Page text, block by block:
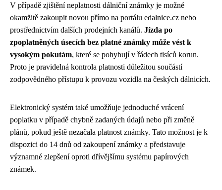
V případě zjištění neplatnosti dálniční známky je možné
okamžitě zakoupit novou přímo na portálu edalnice.cz nebo
prostřednictvím dalších prodejních kanálů. Jízda po
zpoplatněných úsecích bez platné známky může vést k
vysokým pokutám, které se pohybují v řádech tisíců korun.
Proto je pravidelná kontrola platnosti důležitou součástí
zodpovědného přístupu k provozu vozidla na českých dálnicích.
Elektronický systém také umožňuje jednoduché vrácení
poplatku v případě chybně zadaných údajů nebo při změně
plánů, pokud ještě nezačala platnost známky. Tato možnost je k
dispozici do 14 dnů od zakoupení známky a představuje
významné zlepšení oproti dřívějšímu systému papírových
známek.